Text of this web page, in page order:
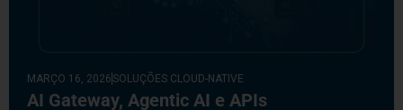
MARÇO 16, 2026 SOLUÇÕES CLOUD-NATIVE
AI Gateway, Agentic AI e APIs